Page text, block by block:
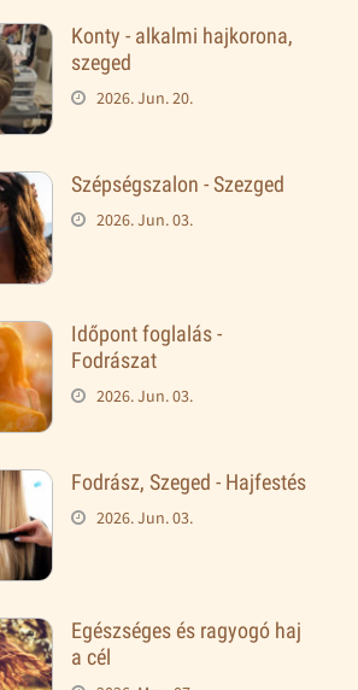
Konty - alkalmi hajkorona,
szeged
2026. Jun. 20.
Szépségszalon - Szezged
2026. Jun. 03.
Időpont foglalás -
Fodrászat
2026. Jun. 03.
Fodrász, Szeged - Hajfestés
2026. Jun. 03.
Egészséges és ragyogó haj
a cél